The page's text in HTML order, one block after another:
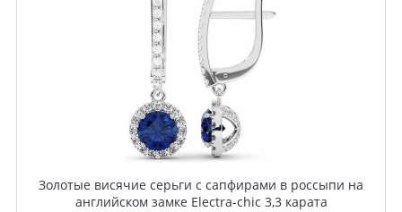
Золотые висячие серьги с сапфирами в россыпи на
английском замке Electra-chic 3,3 карата